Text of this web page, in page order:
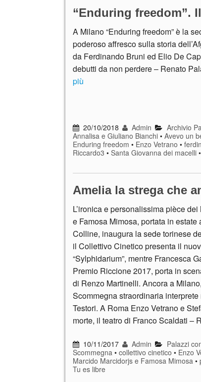
“Enduring freedom”.
A Milano “Enduring freedom” è la
poderoso affresco sulla storia
da Ferdinando Bruni ed Elio De
debutti da non perdere – Renato
più
20/10/2018 Admin Archivio
Annalisa e Giuliano Bianchi • Avevo un
Enduring freedom • Enzo Vetrano •
Riccardo3 • Santa Giovanna dei macelli •
Amelia la strega che
L’ironica e personalissima pièce
e Famosa Mimosa, portata in
Colline, inaugura la sede torinese
il Collettivo Cinetico presenta il
“Sylphidarium”, mentre Francesca
Premio Riccione 2017, porta in
di Renzo Martinelli. Ancora a
Scommegna straordinaria interprete
Testori. A Roma Enzo Vetrano e
morte, il teatro di Franco Scaldati –
10/11/2017 Admin Palazzi
Scommegna • collettivo cinetico • Enzo
Marcido Marcidorjs e Famosa Mimosa •
Tu es libre